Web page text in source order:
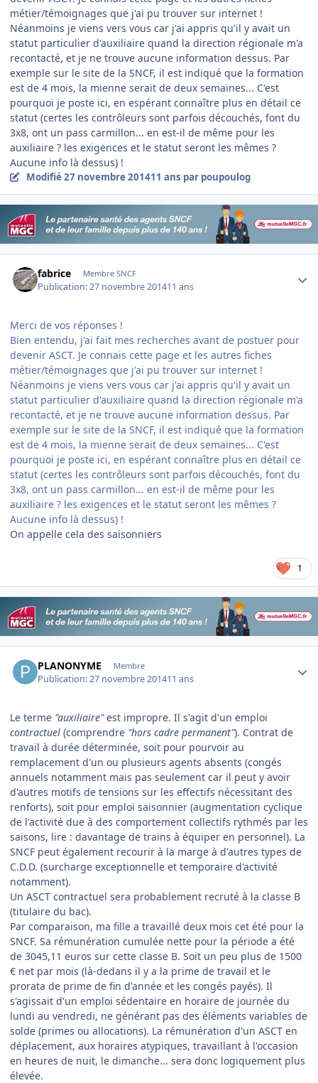
métier/témoignages que j'ai pu trouver sur internet !
Néanmoins je viens vers vous car j'ai appris qu'il y avait un
statut particulier d'auxiliaire quand la direction régionale m'a
recontacté, et je ne trouve aucune information dessus. Par
exemple sur le site de la SNCF, il est indiqué que la formation
est de 4 mois, la mienne serait de deux semaines... C'est
pourquoi je poste ici, en espérant connaître plus en détail ce
statut (certes les contrôleurs sont parfois découchés, font du
3x8, ont un pass carmillon... en est-il de même pour les
auxiliaire ? les exigences et le statut seront les mêmes ?
Aucune info là dessus) !
Modifié27 novembre 201411 ans par poupoulog
fabrice Membre SNCF
Publication:27 novembre 201411 ans
Merci de vos réponses !
Bien entendu, j'ai fait mes recherches avant de postuer pour
devenir ASCT. Je connais cette page et les autres fiches
métier/témoignages que j'ai pu trouver sur internet !
Néanmoins je viens vers vous car j'ai appris qu'il y avait un
statut particulier d'auxiliaire quand la direction régionale m'a
recontacté, et je ne trouve aucune information dessus. Par
exemple sur le site de la SNCF, il est indiqué que la formation
est de 4 mois, la mienne serait de deux semaines... C'est
pourquoi je poste ici, en espérant connaître plus en détail ce
statut (certes les contrôleurs sont parfois découchés, font du
3x8, ont un pass carmillon... en est-il de même pour les
auxiliaire ? les exigences et le statut seront les mêmes ?
Aucune info là dessus) !
On appelle cela des saisonniers
1
PLANONYME Membre
Publication:27 novembre 201411 ans
Le terme "auxiliaire"est impropre. Il s'agit d'un emploi
contractuel (comprendre "hors cadre permanent"). Contrat de
travail à durée déterminée, soit pour pourvoir au
remplacement d'un ou plusieurs agents absents (congés
annuels notamment mais pas seulement car il peut y avoir
d'autres motifs de tensions sur les effectifs nécessitant des
renforts), soit pour emploi saisonnier (augmentation cyclique
de l'activité due à des comportement collectifs rythmés par les
saisons, lire : davantage de trains à équiper en personnel). La
SNCF peut également recourir à la marge à d'autres types de
C.D.D. (surcharge exceptionnelle et temporaire d'activité
notamment).
Un ASCT contractuel sera probablement recruté à la classe B
(titulaire du bac).
Par comparaison, ma fille a travaillé deux mois cet été pour la
SNCF. Sa rémunération cumulée nette pour la période a été
de 3045,11 euros sur cette classe B. Soit un peu plus de 1500
€ net par mois (là-dedans il y a la prime de travail et le
prorata de prime de fin d'année et les congés payés). Il
s'agissait d'un emploi sédentaire en horaire de journée du
lundi au vendredi, ne générant pas des éléments variables de
solde (primes ou allocations). La rémunération d'un ASCT en
déplacement, aux horaires atypiques, travaillant à l'occasion
en heures de nuit, le dimanche... sera donc logiquement plus
élevée.